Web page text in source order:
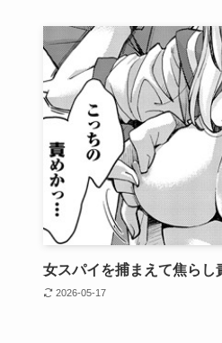
女スパイを捕まえて焦らし
2026-05-17